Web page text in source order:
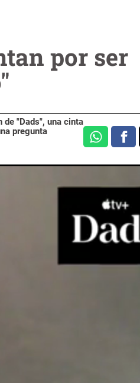
por ser
de "Dads", una cinta
pregunta